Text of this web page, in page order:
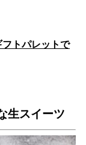
フトパレットで
生スイーツ